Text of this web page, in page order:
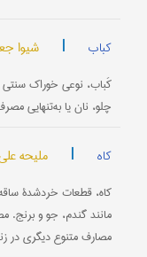
کباب | شیوا
کَباب، نوعی خوراک
چلو، نان یا به‌تنهایی
کاه | ملیحه
کاه، قطعات خردشدۀ
مانند گندم، جو و
مصارف متنوع دیگری در